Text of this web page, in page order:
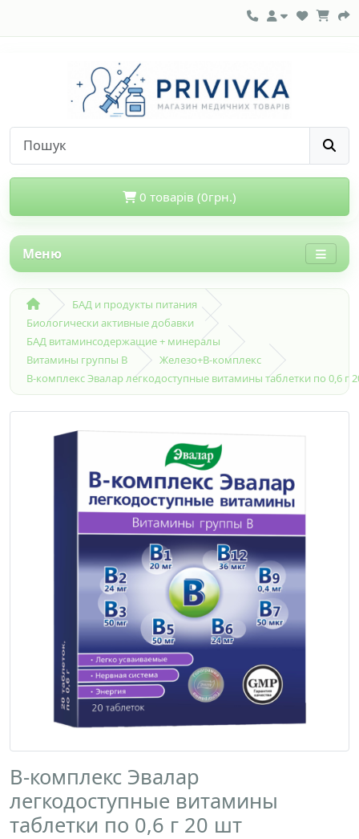
0 товарів (0грн.)
Меню
БАД и продукты питания
Биологически активные добавки
БАД витаминсодержащие + минералы
Витамины группы В
Железо+В-комплекс
В-комплекс Эвалар легкодоступные витамины таблетки по 0,6 г
В-комплекс Эвалар
легкодоступные витамины
таблетки по 0,6 г 20 шт